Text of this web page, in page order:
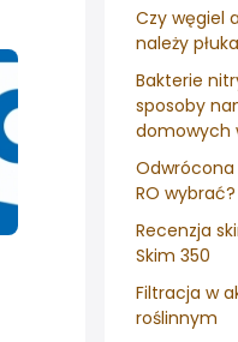
Czy węgiel
należy
Bakterie
sposoby
domowych
RO wybrać?
Recenzja
Skim 350
Filtracja w
roślinnym